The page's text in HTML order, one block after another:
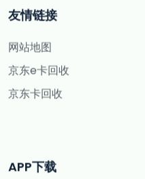
友情链接
网站地图
京东e卡回收
京东卡回收
APP下载